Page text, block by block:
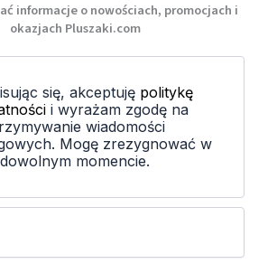
informacje o nowościach, promocjach i
okazjach Pluszaki.com
się, akceptuję politykę
i wyrażam zgodę na
wiadomości
Mogę zrezygnować w
dowolnym momencie.